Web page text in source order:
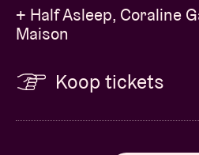
+ Half Asleep, Coraline
Maison
Koop tickets